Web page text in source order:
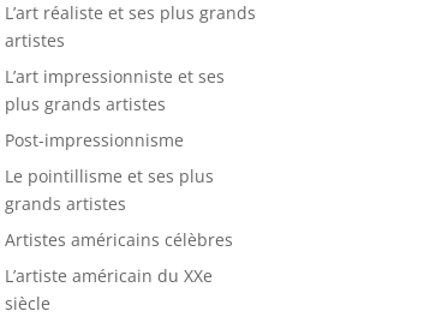
L’art réaliste et ses plus grands
artistes
L’art impressionniste et ses
plus grands artistes
Post-impressionnisme
Le pointillisme et ses plus
grands artistes
Artistes américains célèbres
L’artiste américain du XXe
siècle